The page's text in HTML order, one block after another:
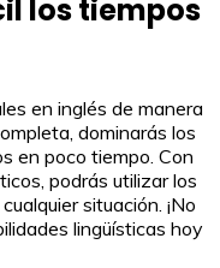
los tiempos
en inglés de manera
dominarás los
en poco tiempo. Con
podrás utilizar los
situación. ¡No
lingüísticas hoy